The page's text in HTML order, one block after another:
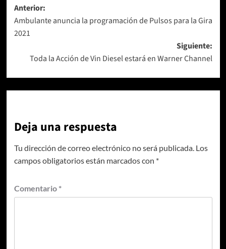
Navegación
de
entradas
Anterior:
Ambulante anuncia la programación de Pulsos para la Gira
2021
Siguiente:
Toda la Acción de Vin Diesel estará en Warner Channel
Deja una respuesta
Tu dirección de correo electrónico no será publicada. Los
campos obligatorios están marcados con *
Comentario *